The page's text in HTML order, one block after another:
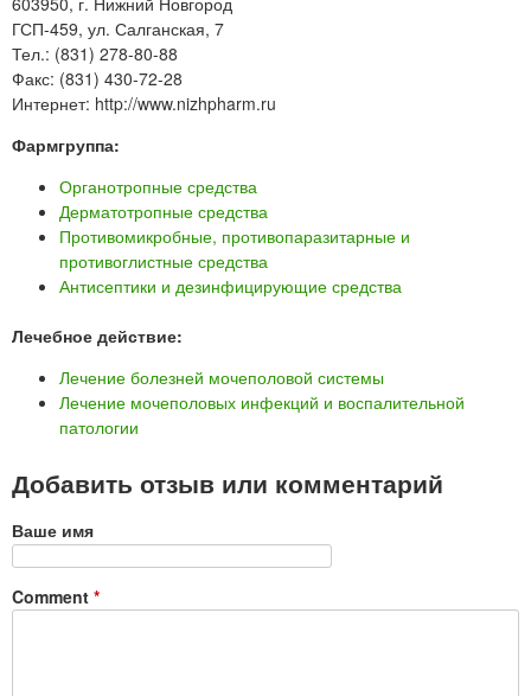
ГСП-459, ул. Салганская, 7
Тел.: (831) 278-80-88
Факс: (831) 430-72-28
Интернет: http://www.nizhpharm.ru
Фармгруппа:
Органотропные средства
Дерматотропные средства
Противомикробные, противопаразитарные и
противоглистные средства
Антисептики и дезинфицирующие средства
Лечебное действие:
Лечение болезней мочеполовой системы
Лечение мочеполовых инфекций и воспалительной
патологии
Добавить отзыв или комментарий
Ваше имя
Comment *